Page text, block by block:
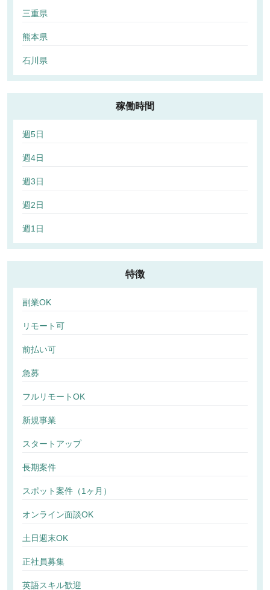
三重県
熊本県
石川県
稼働時間
週5日
週4日
週3日
週2日
週1日
特徴
副業OK
リモート可
前払い可
急募
フルリモートOK
新規事業
スタートアップ
長期案件
スポット案件（1ヶ月）
オンライン面談OK
土日週末OK
正社員募集
英語スキル歓迎